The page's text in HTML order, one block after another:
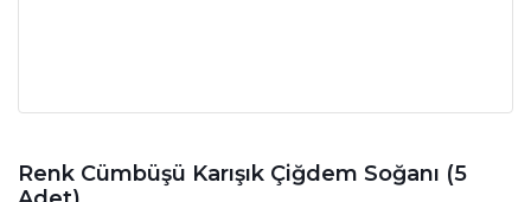
Renk Cümbüşü Karışık Çiğdem Soğanı (5